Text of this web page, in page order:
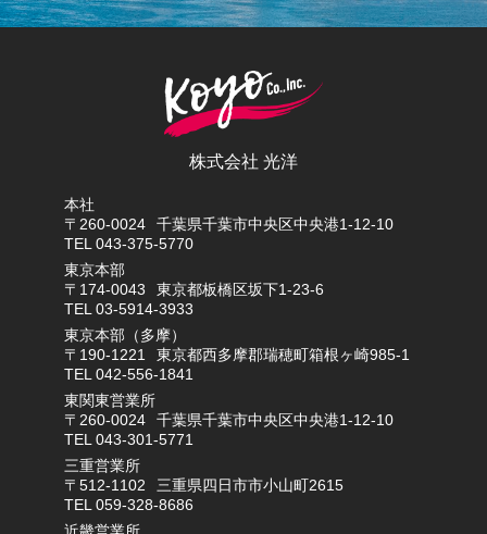
株式会社 光洋
本社
〒260-0024
千葉県千葉市中央区中央港1-12-10
TEL 043-375-5770
東京本部
〒174-0043
東京都板橋区坂下1-23-6
TEL 03-5914-3933
東京本部（多摩）
〒190-1221
東京都西多摩郡瑞穂町箱根ヶ崎985-1
TEL 042-556-1841
東関東営業所
〒260-0024
千葉県千葉市中央区中央港1-12-10
TEL 043-301-5771
三重営業所
〒512-1102
三重県四日市市小山町2615
TEL 059-328-8686